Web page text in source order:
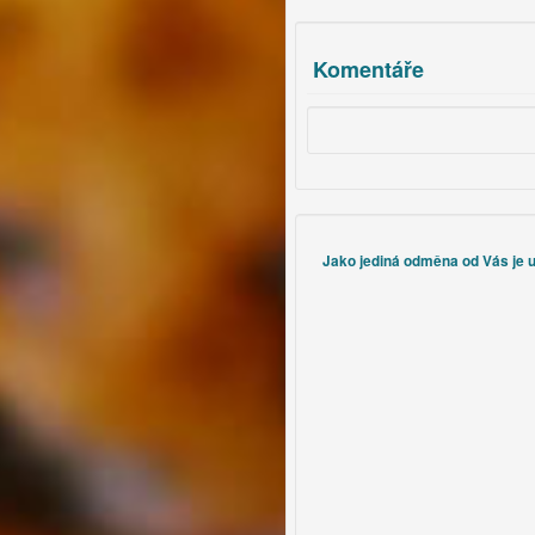
Komentáře
Jako jediná odměna od Vás je